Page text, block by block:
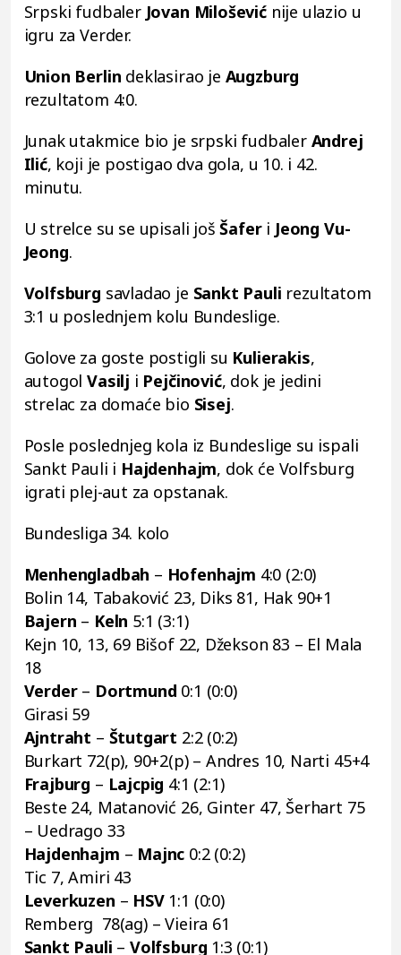
Srpski fudbaler Jovan Miloševićnije ulazio u
igru za Verder.
Union Berlin deklasirao je Augzburg
rezultatom 4:0.
Junak utakmice bio je srpski fudbaler Andrej
Ilić, koji je postigao dva gola, u 10. i 42.
minutu.
U strelce su se upisali jošŠafer i Jeong Vu-
Jeong.
Volfsburg savladao je Sankt Pauli rezultatom
3:1 u poslednjem kolu Bundeslige.
Golove za goste postigli su Kulierakis,
autogolVasilj i Pejčinović, dok je jedini
strelac za domaće bio Sisej.
Posle poslednjeg kola iz Bundeslige su ispali
Sankt Pauli i Hajdenhajm, dok će Volfsburg
igrati plej-aut za opstanak.
Bundesliga 34. kolo
Menhengladbah – Hofenhajm 4:0 (2:0)
Bolin 14, Tabaković 23, Diks 81, Hak 90+1
Bajern – Keln 5:1 (3:1)
Kejn 10, 13, 69 Bišof 22, Džekson 83 – El Mala
18
Verder – Dortmund 0:1 (0:0)
Girasi 59
Ajntraht – Štutgart 2:2 (0:2)
Burkart 72(p), 90+2(p) – Andres 10, Narti 45+4
Frajburg – Lajcpig 4:1 (2:1)
Beste 24, Matanović 26, Ginter 47, Šerhart 75
– Uedrago 33
Hajdenhajm – Majnc 0:2 (0:2)
Tic 7, Amiri 43
Leverkuzen – HSV 1:1 (0:0)
Remberg 78(ag) – Vieira 61
Sankt Pauli – Volfsburg 1:3 (0:1)